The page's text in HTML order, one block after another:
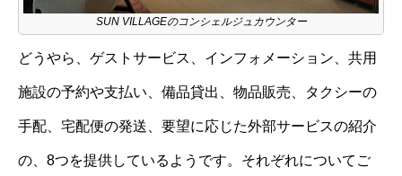
SUN VILLAGEのコンシェルジュカウンター
どうやら、ゲストサービス、インフォメーション、共用
施設の予約や支払い、備品貸出、物品販売、タクシーの
手配、宅配便の発送、要望に応じた外部サービスの紹介
の、8つを提供しているようです。それぞれについてご